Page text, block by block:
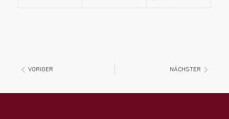
VORIGER NÄCHSTER